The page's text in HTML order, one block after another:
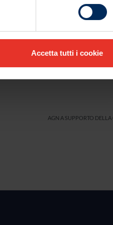
Accetta tutti i cookie
nodi cure per le
dell’Associazione,
si concretizza ogni giorno
dal nostro “Active in the
AGN A SUPPORTO